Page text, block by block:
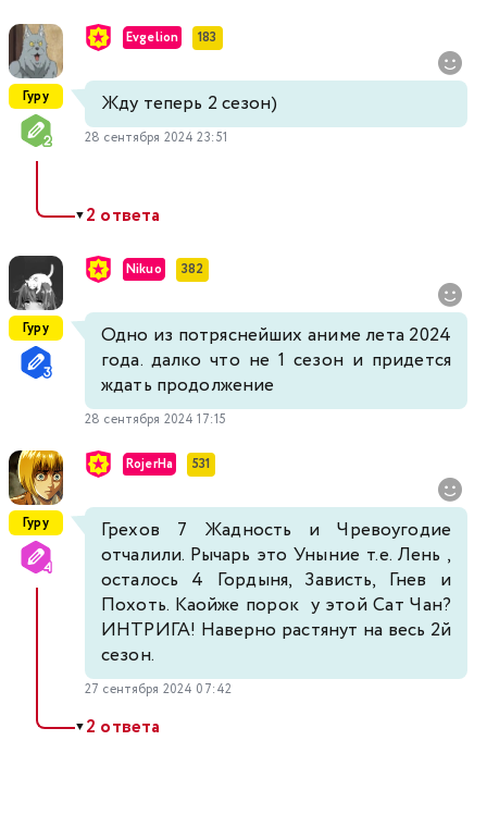
Гуру
Evgelion 183
Жду теперь 2 сезон)
28 сентября 2024 23:51
▼2 ответа
Гуру
Nikuo 382
Одно из потряснейших аниме лета 2024
года. далко что не 1 сезон и придется
ждать продолжение
28 сентября 2024 17:15
Гуру
RojerHa 531
Грехов 7 Жадность и Чревоугодие
отчалили. Рычарь это Уныние т.е. Лень ,
осталось 4 Гордыня, Зависть, Гнев и
Похоть. Каойже порок у этой Сат Чан?
ИНТРИГА! Наверно растянут на весь 2й
сезон.
27 сентября 2024 07:42
▼2 ответа